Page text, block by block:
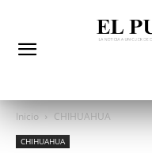
Inicio CHIHUAHUA
CHIHUAHUA